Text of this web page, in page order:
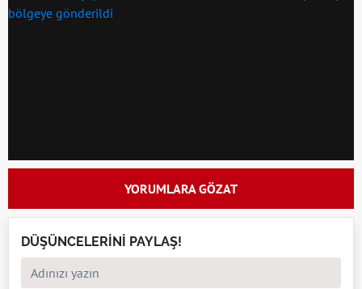
YORUMLARA GÖZAT
DÜŞÜNCELERİNİ PAYLAŞ!